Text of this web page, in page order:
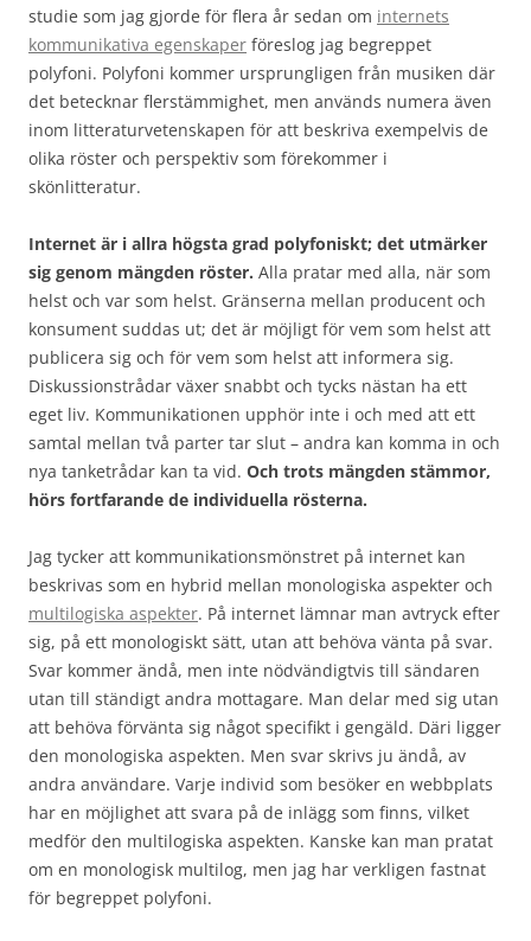
studie som jag gjorde för flera år sedan om internets
kommunikativa egenskaper föreslog jag begreppet
polyfoni. Polyfoni kommer ursprungligen från musiken där
det betecknar flerstämmighet, men används numera även
inom litteraturvetenskapen för att beskriva exempelvis de
olika röster och perspektiv som förekommer i
skönlitteratur.
Internet är i allra högsta grad polyfoniskt; det utmärker
sig genom mängden röster. Alla pratar med alla, när som
helst och var som helst. Gränserna mellan producent och
konsument suddas ut; det är möjligt för vem som helst att
publicera sig och för vem som helst att informera sig.
Diskussionstrådar växer snabbt och tycks nästan ha ett
eget liv. Kommunikationen upphör inte i och med att ett
samtal mellan två parter tar slut – andra kan komma in och
nya tanketrådar kan ta vid. Och trots mängden stämmor,
hörs fortfarande de individuella rösterna.
Jag tycker att kommunikationsmönstret på internet kan
beskrivas som en hybrid mellan monologiska aspekter och
multilogiska aspekter. På internet lämnar man avtryck efter
sig, på ett monologiskt sätt, utan att behöva vänta på svar.
Svar kommer ändå, men inte nödvändigtvis till sändaren
utan till ständigt andra mottagare. Man delar med sig utan
att behöva förvänta sig något specifikt i gengäld. Däri ligger
den monologiska aspekten. Men svar skrivs ju ändå, av
andra användare. Varje individ som besöker en webbplats
har en möjlighet att svara på de inlägg som finns, vilket
medför den multilogiska aspekten. Kanske kan man pratat
om en monologisk multilog, men jag har verkligen fastnat
för begreppet polyfoni.